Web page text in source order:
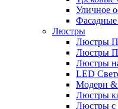
Уличное
Люстры
Люстры
Люстры
Люстры
LED
Модерн
Люстры
Люстры с